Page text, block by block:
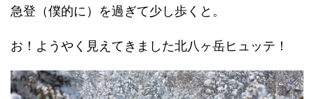
急登（僕的に）を過ぎて少し歩くと。
お！ようやく見えてきました北八ヶ岳ヒュッテ！